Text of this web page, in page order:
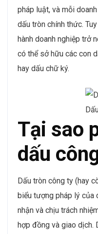
pháp luật, và mỗi
dấu tròn chính thức.
hành doanh nghiệp trở
có thể sở hữu các con
hay dấu chữ ký.
Tại sao
dấu
Dấu tròn công ty (hay
biểu tượng pháp lý của
nhận và chịu trách
hợp đồng và giao dịch.